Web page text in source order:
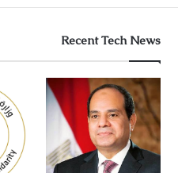
Recent Tech News